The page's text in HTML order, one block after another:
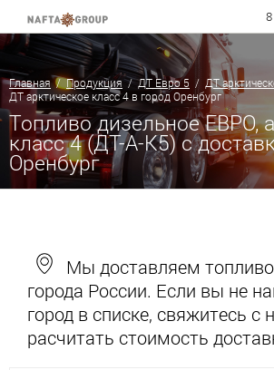
Главная/Продукция/ДТ Евро 5 / ДТ
ДТ арктическое класс 4 в город Оренбург
Топливо дизельное ЕВРО,
класс 4 (ДТ-А-К5) с
Оренбург
Мы доставляем
города России. Если вы не
город в списке, свяжитесь с
расчитать стоимость